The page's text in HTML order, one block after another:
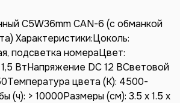
C5W36mm CAN-6 (с обманкой
Характеристики:Цоколь:
подсветка номераЦвет:
ВтНапряжение DC 12 ВСветовой
цвета (К): 4500-
(ч): > 10000Размеры (см): 3.5 x 1.5 x